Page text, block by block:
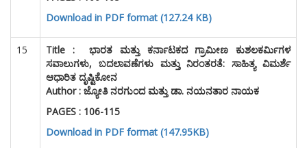
15 Title :ಭಾರತ ಮತ್ತು ಕರ್ನಾಟಕದ ಗ್ರಾಮೀಣ ಕುಶಲಕರ್ಮಿಗಳ
ಸವಾಲುಗಳು, ಬದಲಾವಣೆಗಳು ಮತ್ತು ನಿರಂತರತೆ: ಸಾಹಿತ್ಯ ವಿಮರ್ಶೆ
ಆಧಾರಿತ ದೃಷ್ಟಿಕೋನ
Author : ಜ್ಯೋತಿ ನರಗುಂದ ಮತ್ತು ಡಾ. ನಯನತಾರ ನಾಯಕ
PAGES : 106-115